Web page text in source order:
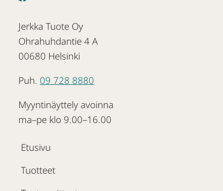
Jerkka Tuote Oy
Ohrahuhdantie 4 A
00680 Helsinki
Puh. 09 728 8880
Myyntinäyttely avoinna
ma–pe klo 9.00–16.00
Etusivu
Tuotteet